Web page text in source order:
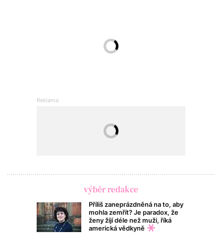
výběr redakce
Příliš zaneprázdněná na to, aby
mohla zemřít? Je paradox, že
ženy žijí déle než muži, říká
americká vědkyně